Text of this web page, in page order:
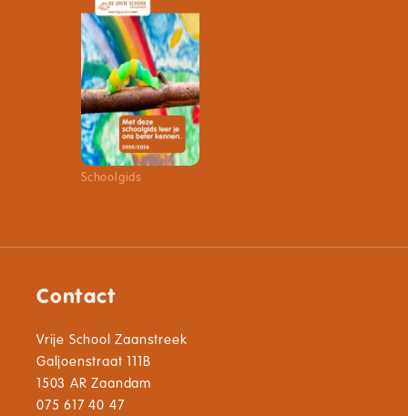
Schoolgids
Contact
Vrije School Zaanstreek
Galjoenstraat 111B
1503 AR Zaandam
075 617 40 47